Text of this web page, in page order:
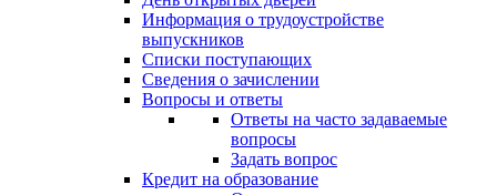
Информация о трудоустройстве
выпускников
Списки поступающих
Сведения о зачислении
Вопросы и ответы
Ответы на часто задаваемые
вопросы
Задать вопрос
Кредит на образование